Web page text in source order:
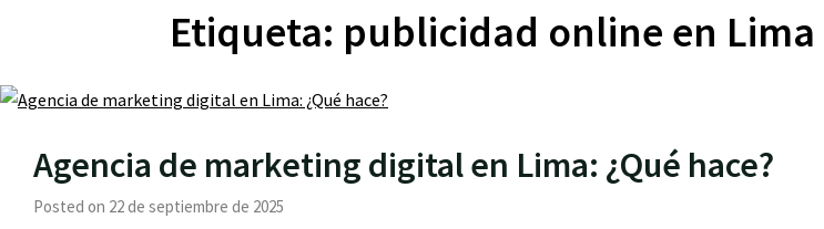
Etiqueta: publicidad online en Lima
Agencia de marketing digital en Lima: ¿Qué hace?
Posted on 22 de septiembre de 2025